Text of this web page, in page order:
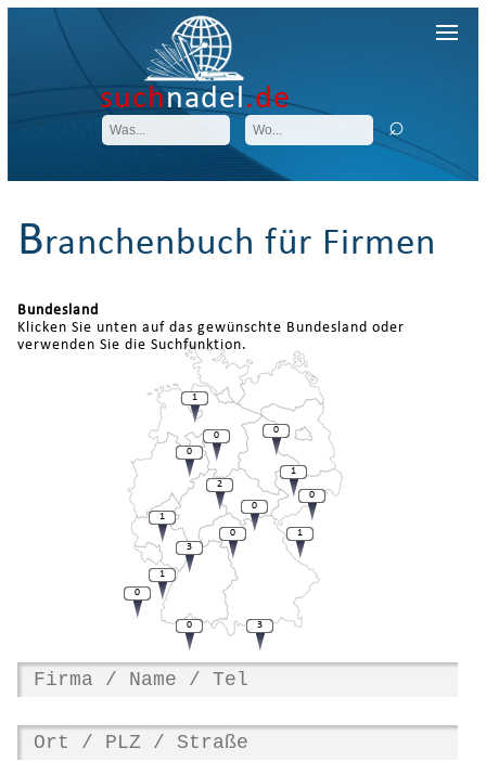
suchnadel.de
Branchenbuch für Firmen
Bundesland
Klicken Sie unten auf das gewünschte Bundesland oder
verwenden Sie die Suchfunktion.
1
0
1
1
0
0
0
1
0
2
0
3
1
0
0
3